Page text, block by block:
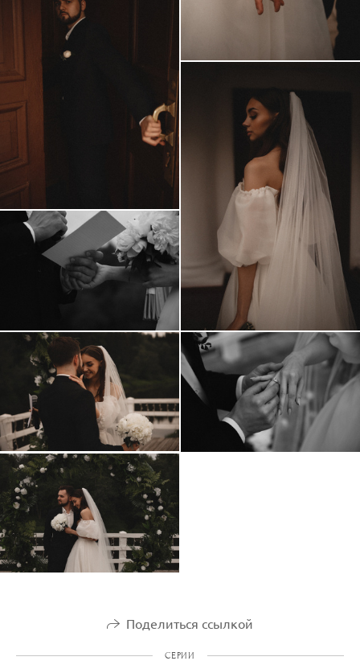
Поделиться ссылкой
СЕРИИ